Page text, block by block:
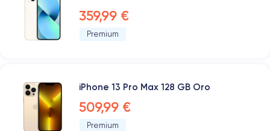
359,99 €
Premium
iPhone 13 Pro Max 128 GB Oro
509,99 €
Premium